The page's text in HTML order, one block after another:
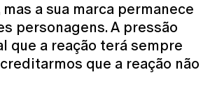
a sua marca permanece
personagens. A pressão
que a reação terá sempre
que a reação não